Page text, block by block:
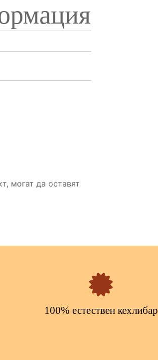
могат да оставят
100% естествен кехлибар